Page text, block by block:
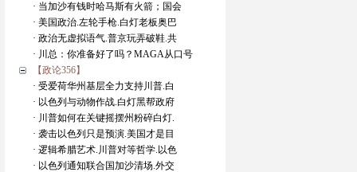
· 当加沙有钱时哈马斯有火箭；国会
· 美国政治.左轮手枪.白灯老板奥巴
· 政治无虚拟语气.普京玩弄破鞋.共
· 川总：你准备好了吗？MAGA从口号
【政论356】
· 受爱荷华州基层全力支持川普.白
· 以色列与动物作战.白灯黑帮政府
· 川普如何在关键摇摆州粉碎白灯.
· 袭击以色列只是预演.美国才是目
· 逻辑希腊艺术.川普对等哲学.以色
· 以色列通知联合国加沙清场.外交